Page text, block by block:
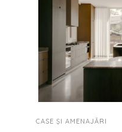
CASE ȘI AMENAJĂRI